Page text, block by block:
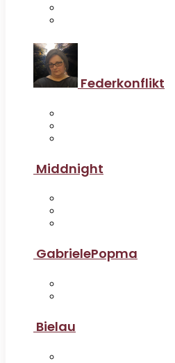
Federkonflikt
Middnight
GabrielePopma
Bielau